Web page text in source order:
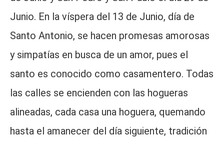
Junio. En la víspera del 13 de Junio, día de
Santo Antonio, se hacen promesas amorosas
y simpatías en busca de un amor, pues el
santo es conocido como casamentero. Todas
las calles se encienden con las hogueras
alineadas, cada casa una hoguera, quemando
hasta el amanecer del día siguiente, tradición